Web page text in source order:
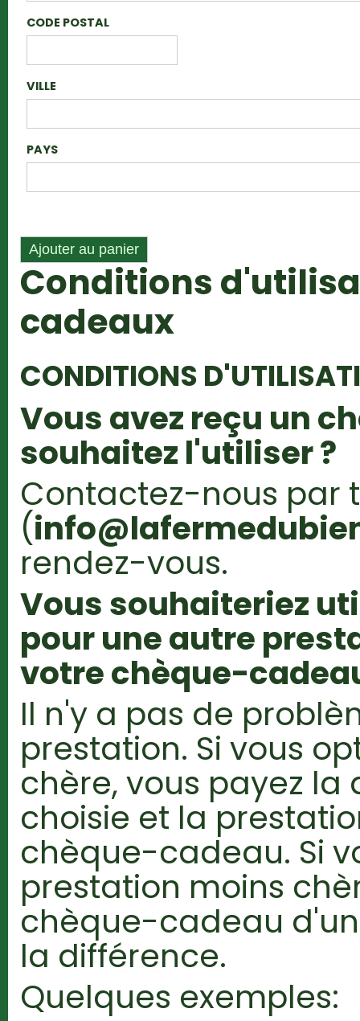
CODE POSTAL
VILLE
PAYS
Conditions
cadeaux
CONDITIONS
Vous avez reçu un
souhaitez l'utiliser ?
Contactez-nous par
(
rendez-vous.
Vous souhaiteriez
pour une autre
votre chèque-
Il n'y a pas de
prestation. Si vous
chère, vous payez
choisie et la
chèque-cadeau. Si
prestation moins
chèque-cadeau
la différence.
Quelques exemples: